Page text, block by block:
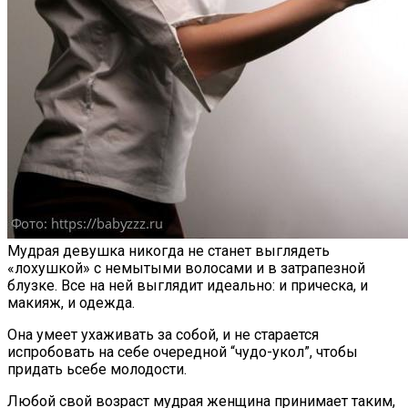
Лучшие Android Смартфоны 2023
Мудрая девушка никогда не станет выглядеть
«лохушкой» с немытыми волосами и в затрапезной
блузке. Все на ней выглядит идеально: и прическа, и
макияж, и одежда.
Она умеет ухаживать за собой, и не старается
испробовать на себе очередной “чудо-укол”, чтобы
придать ьсебе молодости.
Любой свой возраст мудрая женщина принимает таким,